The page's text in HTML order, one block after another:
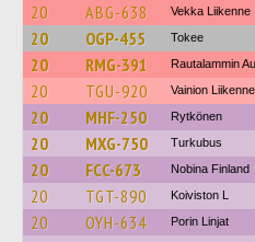
20 ABG-638 Vekka Liikenne
20 OGP-455 Tokee
20 RMG-391 Rautalammin
20 TGU-920 Vainion Liikenne
20 MHF-250 Rytkönen
20 MXG-750 Turkubus
20 FCC-673 Nobina Finland
20 TGT-890 Koiviston L
20 OYH-634 Porin Linjat